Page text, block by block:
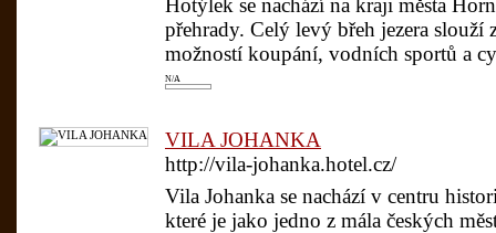
Hotýlek se nachází na kraji města
přehrady. Celý levý břeh jezera slouží
možností koupání, vodních sportů a
N/A
VILA JOHANKA
http://vila-johanka.hotel.cz/
Vila Johanka se nachází v centru
které je jako jedno z mála českých